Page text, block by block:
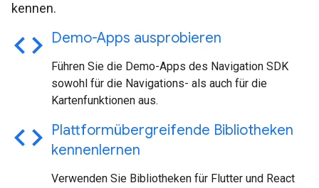
kennen.
code Demo-Apps ausprobieren
Führen Sie die Demo-Apps des Navigation SDK
sowohl für die Navigations- als auch für die
Kartenfunktionen aus.
code Plattformübergreifende Bibliotheken
kennenlernen
Verwenden Sie Bibliotheken für Flutter und React